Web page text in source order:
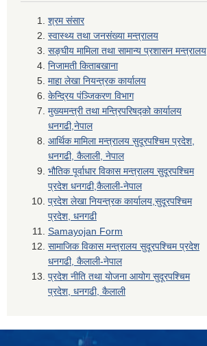
श्रम संसार
स्वास्थ्य तथा जनसंख्या मन्त्रालय
सङ्घीय मामिला तथा सामान्य प्रशासन मन्त्रालय
निजामती किताबखाना
माहा लेखा नियन्त्रक कार्यालय
केन्द्रिय पंञ्जिकरण विभाग
मुख्यमन्त्री तथा मन्त्रिपरिषद्को कार्यालय
धनगढी,नेपाल
आर्थिक मामिला मन्त्रालय सुदूरपश्चिम प्रदेश,
धनगढी, कैलाली, नेपाल
भौतिक पूर्वाधार विकास मन्त्रालय सुदूरपश्चिम
प्रदेश धनगढी,कैलाली-नेपाल
प्रदेश लेखा नियन्त्रक कार्यालय,सुदूरपश्चिम
प्रदेश, धनगढी
Samayojan Form
सामाजिक विकास मन्त्रालय सुदूरपश्चिम प्रदेश
धनगढी, कैलाली-नेपाल
प्रदेश नीति तथा योजना आयोग सुदूरपश्चिम
प्रदेश, धनगढी, कैलाली